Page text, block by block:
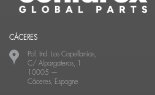
CÁCERES
Pol. Ind. Las Capellanías,
C/ Alpargateros, 1
10005 —
Cáceres, Espagne